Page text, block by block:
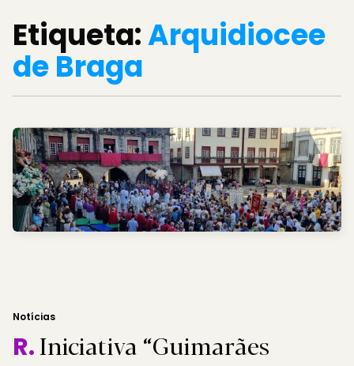
Etiqueta:Arquidiocee
de Braga
Notícias
R.Iniciativa “Guimarães